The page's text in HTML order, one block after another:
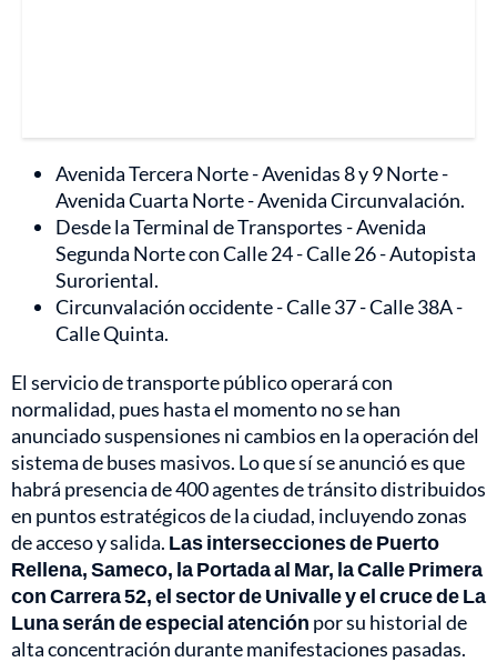
Avenida Tercera Norte - Avenidas 8 y 9 Norte -
Avenida Cuarta Norte - Avenida Circunvalación.
Desde la Terminal de Transportes - Avenida
Segunda Norte con Calle 24 - Calle 26 - Autopista
Suroriental.
Circunvalación occidente - Calle 37 - Calle 38A -
Calle Quinta.
El servicio de transporte público operará con
normalidad, pues hasta el momento no se han
anunciado suspensiones ni cambios en la operación del
sistema de buses masivos. Lo que sí se anunció es que
habrá presencia de 400 agentes de tránsito distribuidos
en puntos estratégicos de la ciudad, incluyendo zonas
de acceso y salida. Las intersecciones de Puerto
Rellena, Sameco, la Portada al Mar, la Calle Primera
con Carrera 52, el sector de Univalle y el cruce de La
Luna serán de especial atención por su historial de
alta concentración durante manifestaciones pasadas.